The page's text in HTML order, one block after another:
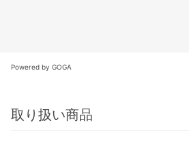
Powered by GOGA
取り扱い商品